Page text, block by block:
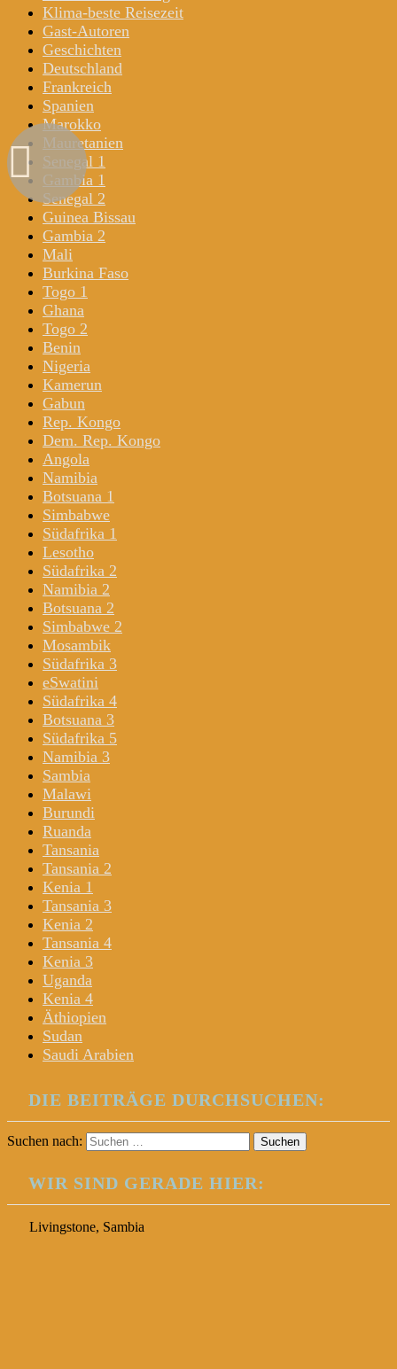
Klima-beste Reisezeit
Gast-Autoren
Geschichten
Deutschland
Frankreich
Spanien
Marokko
Mauretanien
Senegal 1
Gambia 1
Senegal 2
Guinea Bissau
Gambia 2
Mali
Burkina Faso
Togo 1
Ghana
Togo 2
Benin
Nigeria
Kamerun
Gabun
Rep. Kongo
Dem. Rep. Kongo
Angola
Namibia
Botsuana 1
Simbabwe
Südafrika 1
Lesotho
Südafrika 2
Namibia 2
Botsuana 2
Simbabwe 2
Mosambik
Südafrika 3
eSwatini
Südafrika 4
Botsuana 3
Südafrika 5
Namibia 3
Sambia
Malawi
Burundi
Ruanda
Tansania
Tansania 2
Kenia 1
Tansania 3
Kenia 2
Tansania 4
Kenia 3
Uganda
Kenia 4
Äthiopien
Sudan
Saudi Arabien
DIE BEITRÄGE DURCHSUCHEN:
Suchen nach:
WIR SIND GERADE HIER:
Livingstone, Sambia